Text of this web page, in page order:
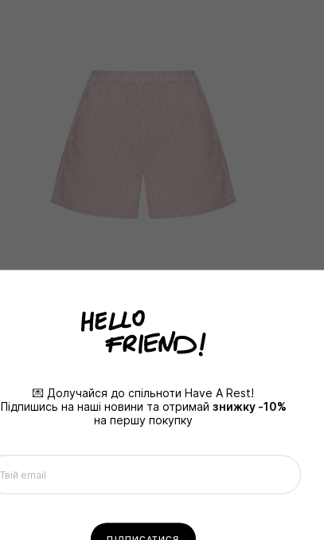
ШОРТИ THE HAVE A REST
ДЕТАЛЬНІШЕ
💌 Долучайся до спільноти Have A Rest!
Підпишись на наші новини та отримай знижку -10%
на першу покупку